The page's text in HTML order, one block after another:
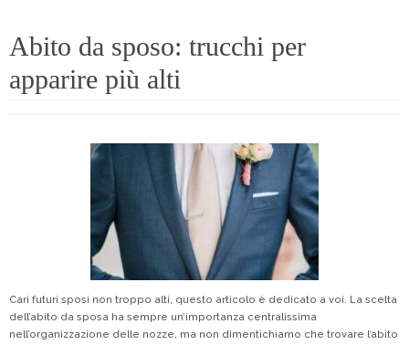
Abito da sposo: trucchi per
apparire più alti
Cari futuri sposi non troppo alti, questo articolo è dedicato a voi. La scelta
dell’abito da sposa ha sempre un’importanza centralissima
nell’organizzazione delle nozze, ma non dimentichiamo che trovare l’abito